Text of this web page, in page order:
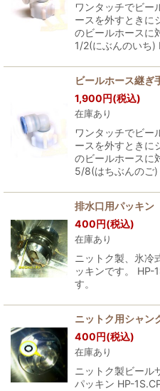
ワンタッチでビー
ースを外すときに
のビールホースに
1/2(にぶんのいち
ビールホース継ぎ
1,900円(税込)
在庫あり
ワンタッチでビー
ースを外すときに
のビールホースに
5/8(はちぶんのご
排水口用パッキ
400円(税込)
在庫あり
ニットク製、氷冷
ッキンです。 HP-
す。
ニットク用シャン
400円(税込)
在庫あり
ニットク製ビール
パッキン HP-